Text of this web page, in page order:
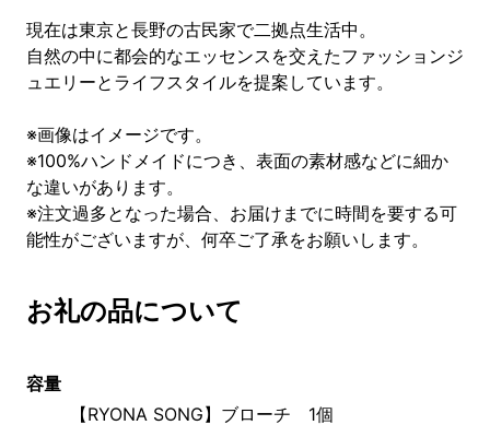
現在は東京と長野の古民家で二拠点生活中。
自然の中に都会的なエッセンスを交えたファッションジ
ュエリーとライフスタイルを提案しています。
※画像はイメージです。
※100%ハンドメイドにつき、表面の素材感などに細か
な違いがあります。
※注文過多となった場合、お届けまでに時間を要する可
能性がございますが、何卒ご了承をお願いします。
お礼の品について
容量
【RYONA SONG】ブローチ　1個